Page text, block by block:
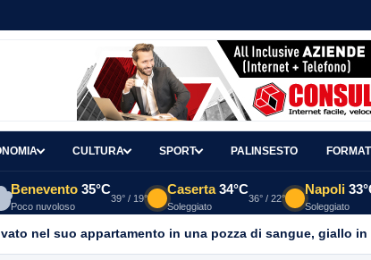
CULTURA SPORT PALINSESTO
Benevento 35°C
Poco nuvoloso
39° / 19°
Caserta 34°C
Soleggiato
36° / 22°
Napoli
Soleggiato
nel suo appartamento in una pozza di sangue, giallo